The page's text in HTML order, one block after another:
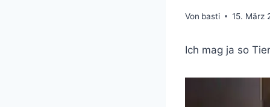
Von basti 15. März
Ich mag ja so